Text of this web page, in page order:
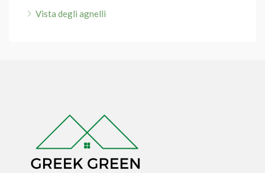
Vista degli agnelli